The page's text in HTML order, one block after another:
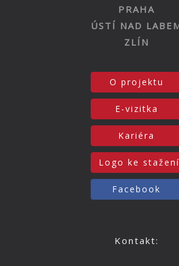
PRAHA
ÚSTÍ NAD
ZLÍN
O projektu
E-vizitka
Kariéra
Logo ke stažení
Facebook
Kontakt: